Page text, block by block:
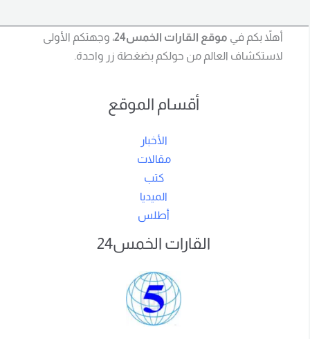
أهلاً بكم في موقع القارات الخمس24
، وجهتكم الأولى
لاستكشاف العالم من حولكم بضغطة زر واحدة.
أقسام الموقع
الأخبار
مقالات
كتب
الميديا
أطلس
القارات الخمس24